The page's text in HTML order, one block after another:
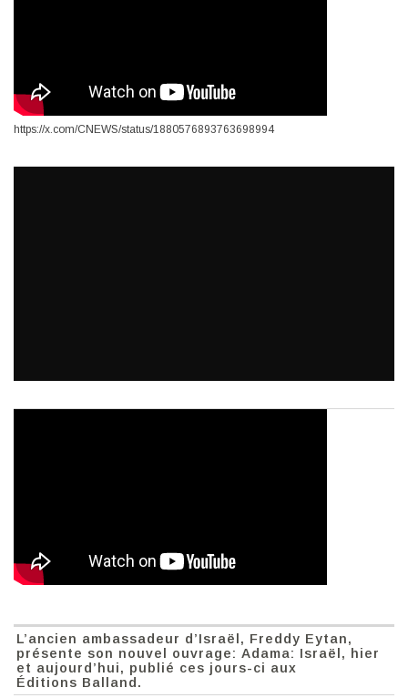
https://x.com/CNEWS/status/1880576893763698994
L’ancien ambassadeur d’Israël, Freddy Eytan,
présente son nouvel ouvrage: Adama: Israël, hier
et aujourd’hui, publié ces jours-ci aux
Éditions Balland.